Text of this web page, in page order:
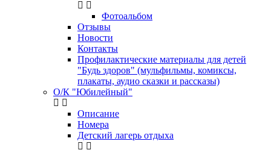
Фотоальбом
Отзывы
Новости
Контакты
Профилактические материалы для детей
"Будь здоров" (мульфильмы, комиксы,
плакаты, аудио сказки и рассказы)
О/К "Юбилейный"
Описание
Номера
Детский лагерь отдыха